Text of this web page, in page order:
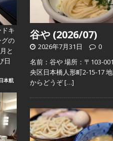
キ
の
と
日
本航
谷や (2026/07)
2026年7月31日
0
名前：谷や 場所：〒103-
央区日本橋人形町2-15-17
からどうぞ[…]